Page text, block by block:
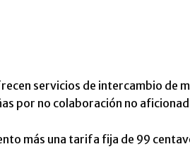
servicios de intercambio de
por no colaboración no
más una tarifa fija de 99